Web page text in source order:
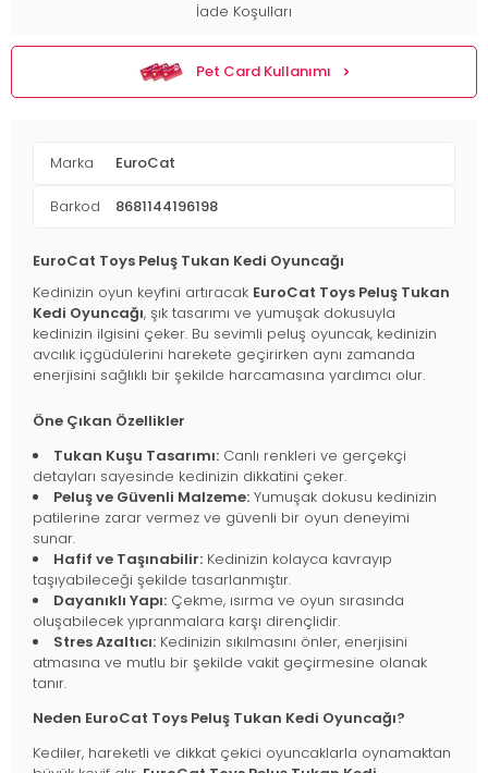
İade Koşulları
Pet Card Kullanımı
Marka EuroCat
Barkod 8681144196198
EuroCat Toys Peluş Tukan Kedi Oyuncağı
Kedinizin oyun keyfini artıracak EuroCat Toys Peluş Tukan
Kedi Oyuncağı, şık tasarımı ve yumuşak dokusuyla
kedinizin ilgisini çeker. Bu sevimli peluş oyuncak, kedinizin
avcılık içgüdülerini harekete geçirirken aynı zamanda
enerjisini sağlıklı bir şekilde harcamasına yardımcı olur.
Öne Çıkan Özellikler
Tukan Kuşu Tasarımı: Canlı renkleri ve gerçekçi
detayları sayesinde kedinizin dikkatini çeker.
Peluş ve Güvenli Malzeme: Yumuşak dokusu kedinizin
patilerine zarar vermez ve güvenli bir oyun deneyimi
sunar.
Hafif ve Taşınabilir: Kedinizin kolayca kavrayıp
taşıyabileceği şekilde tasarlanmıştır.
Dayanıklı Yapı: Çekme, ısırma ve oyun sırasında
oluşabilecek yıpranmalara karşı dirençlidir.
Stres Azaltıcı: Kedinizin sıkılmasını önler, enerjisini
atmasına ve mutlu bir şekilde vakit geçirmesine olanak
tanır.
Neden EuroCat Toys Peluş Tukan Kedi Oyuncağı?
Kediler, hareketli ve dikkat çekici oyuncaklarla oynamaktan